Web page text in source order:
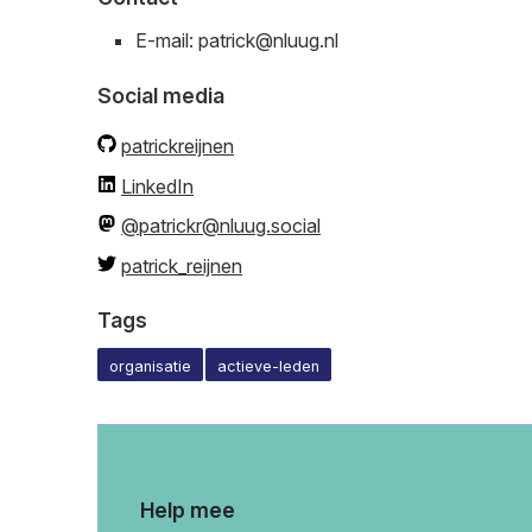
E-mail: patrick@nluug.nl
Social media
patrickreijnen
LinkedIn
@patrickr@nluug.social
patrick_reijnen
Tags
organisatie actieve-leden
Help mee